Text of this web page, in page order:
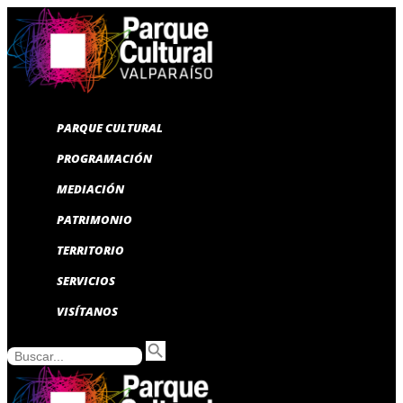
PARQUE CULTURAL
PROGRAMACIÓN
MEDIACIÓN
PATRIMONIO
TERRITORIO
SERVICIOS
VISÍTANOS
search